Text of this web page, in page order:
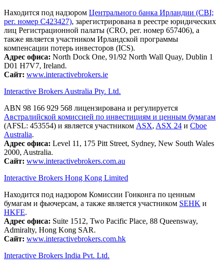
Находится под надзором Центрального банка Ирландии (CBI;
рег. номер C423427), зарегистрирована в реестре юридических
лиц Регистрационной палаты (CRO, рег. номер 657406), а
также является участником Ирландской программы
компенсации потерь инвесторов (ICS).
Адрес офиса: North Dock One, 91/92 North Wall Quay, Dublin 1
D01 H7V7, Ireland.
Сайт: www.interactivebrokers.ie
Interactive Brokers Australia Pty. Ltd.
ABN 98 166 929 568 лицензирована и регулируется
Австралийской комиссией по инвестициям и ценным бумагам
(AFSL: 453554) и является участником ASX, ASX 24 и Cboe
Australia.
Адрес офиса: Level 11, 175 Pitt Street, Sydney, New South Wales
2000, Australia.
Сайт: www.interactivebrokers.com.au
Interactive Brokers Hong Kong Limited
Находится под надзором Комиссии Гонконга по ценным
бумагам и фьючерсам, а также является участником SEHK и
HKFE.
Адрес офиса: Suite 1512, Two Pacific Place, 88 Queensway,
Admiralty, Hong Kong SAR.
Сайт: www.interactivebrokers.com.hk
Interactive Brokers India Pvt. Ltd.